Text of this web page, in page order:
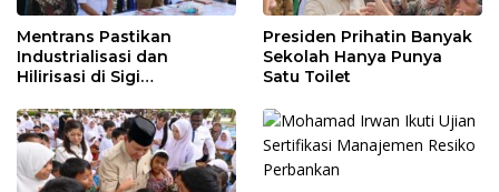
Mentrans Pastikan
Industrialisasi dan
Hilirisasi di Sigi
Perekonomian Daerah
Presiden Prihatin Banyak
Sekolah Hanya Punya
Satu Toilet